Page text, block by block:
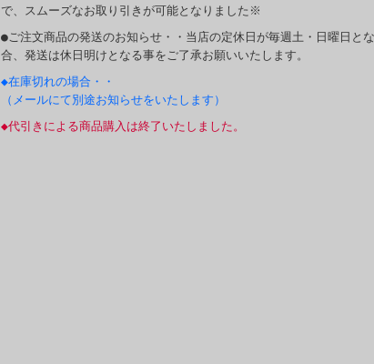
で、スムーズなお取り引きが可能となりました※
●ご注文商品の発送のお知らせ・・当店の定休日が毎週土・日曜日と
合、発送は休日明けとなる事をご了承お願いいたします。
◆在庫切れの場合・・
（メールにて別途お知らせをいたします）
◆代引きによる商品購入は終了いたしました。